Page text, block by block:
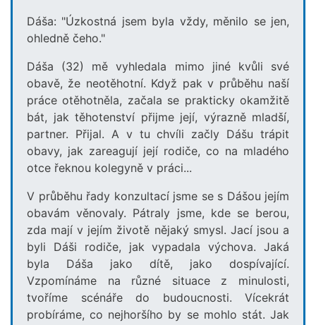
Dáša: "Úzkostná jsem byla vždy, měnilo se jen,
ohledně čeho."
Dáša (32) mě vyhledala mimo jiné kvůli své
obavě, že neotěhotní. Když pak v průběhu naší
práce otěhotněla, začala se prakticky okamžitě
bát, jak těhotenství přijme její, výrazně mladší,
partner. Přijal. A v tu chvíli začly Dášu trápit
obavy, jak zareagují její rodiče, co na mladého
otce řeknou kolegyně v práci...
V průběhu řady konzultací jsme se s Dášou jejím
obavám věnovaly. Pátraly jsme, kde se berou,
zda mají v jejím životě nějaký smysl. Jací jsou a
byli Dáši rodiče, jak vypadala výchova. Jaká
byla Dáša jako dítě, jako dospívající.
Vzpomínáme na různé situace z minulosti,
tvoříme scénáře do budoucnosti. Vícekrát
probíráme, co nejhoršího by se mohlo stát. Jak